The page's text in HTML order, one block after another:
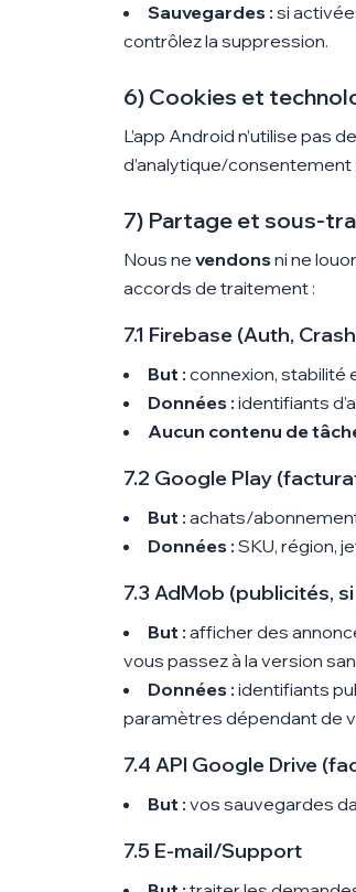
Sauvegardes : si
contrôlez la suppression.
6) Cookies et
L’app Android n’utilise pas
d’analytique/consentement
7) Partage et sous-
Nous ne vendonsni ne
accords de traitement :
7.1 Firebase (Auth,
But : connexion, stabilité
Données : identifiants
Aucun contenu de
7.2 Google Play
But : achats/
Données : SKU, région,
7.3 AdMob (publicités,
But : afficher des
vous passez à la version
Données : identifiants
paramètres dépendant de
7.4 API Google Drive
But : vos sauvegardes
7.5 E-mail/Support